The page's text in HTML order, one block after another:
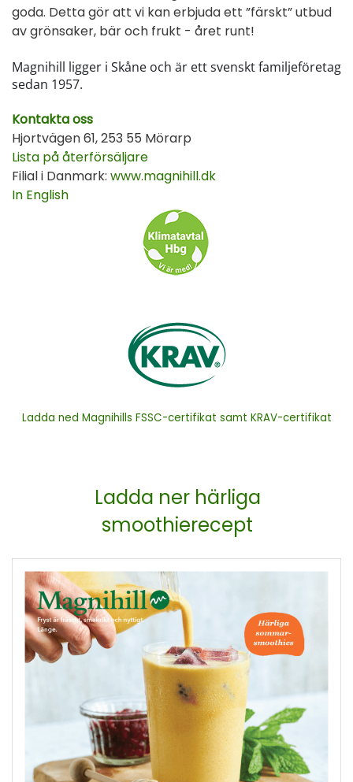
goda. Detta gör att vi kan erbjuda ett ”färskt” utbud
av grönsaker, bär och frukt - året runt!
Magnihill ligger i Skåne och är ett svenskt familjeföretag
sedan 1957.
Kontakta oss
Hjortvägen 61, 253 55 Mörarp
Lista på återförsäljare
Filial i Danmark: www.magnihill.dk
In English
Ladda ned Magnihills FSSC-certifikat samt KRAV-certifikat
Ladda ner härliga
smoothierecept